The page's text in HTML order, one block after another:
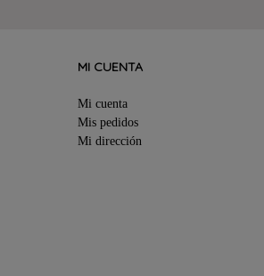
MI CUENTA
Mi cuenta
Mis pedidos
Mi dirección